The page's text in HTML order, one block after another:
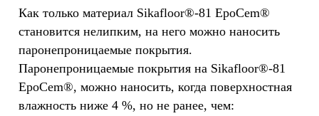
Как только материал Sikafloor®-81 EpoCem®
становится нелипким, на него можно наносить
паронепроницаемые покрытия.
Паронепроницаемые покрытия на Sikafloor®-81
EpoCem®, можно наносить, когда поверхностная
влажность ниже 4 %, но не ранее, чем: